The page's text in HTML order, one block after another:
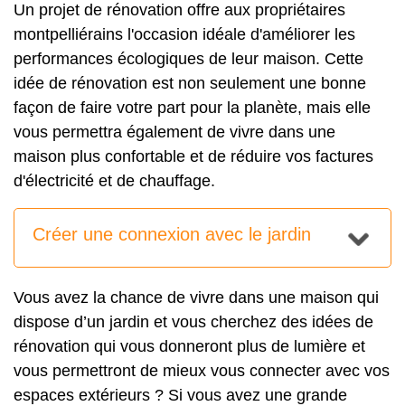
Un projet de rénovation offre aux propriétaires
montpelliérains l'occasion idéale d'améliorer les
performances écologiques de leur maison. Cette
idée de rénovation est non seulement une bonne
façon de faire votre part pour la planète, mais elle
vous permettra également de vivre dans une
maison plus confortable et de réduire vos factures
d'électricité et de chauffage.
Créer une connexion avec le jardin
Vous avez la chance de vivre dans une maison qui
dispose d’un jardin et vous cherchez des idées de
rénovation qui vous donneront plus de lumière et
vous permettront de mieux vous connecter avec vos
espaces extérieurs ? Si vous avez une grande